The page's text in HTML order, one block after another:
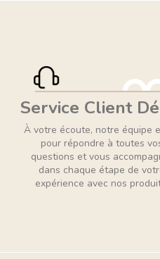
Service Client
À votre écoute, notre équipe
pour répondre à toutes
questions et vous
dans chaque étape de
expérience avec nos